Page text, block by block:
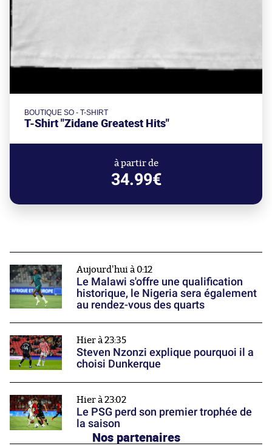
BOUTIQUE SO - T-SHIRT
T-Shirt "Zidane Greatest Hits"
à partir de
34.99€
Aujourd'hui à 0:12
Le Malawi s'offre une qualification
historique, le Nigeria sera également
au rendez-vous des quarts
Hier à 23:35
Steven Nzonzi explique pourquoi il a
choisi Dunkerque
Hier à 23:02
Le PSG perd son premier trophée de
la saison
Nos partenaires